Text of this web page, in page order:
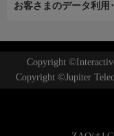
お客さまのデータ利用
Copyright
Copyright ©Jupiter